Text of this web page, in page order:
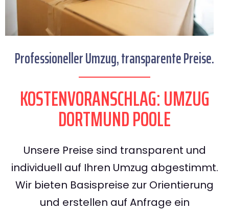
Professioneller Umzug, transparente Preise.
KOSTENVORANSCHLAG: UMZUG
DORTMUND POOLE
Unsere Preise sind transparent und
individuell auf Ihren Umzug abgestimmt.
Wir bieten Basispreise zur Orientierung
und erstellen auf Anfrage ein